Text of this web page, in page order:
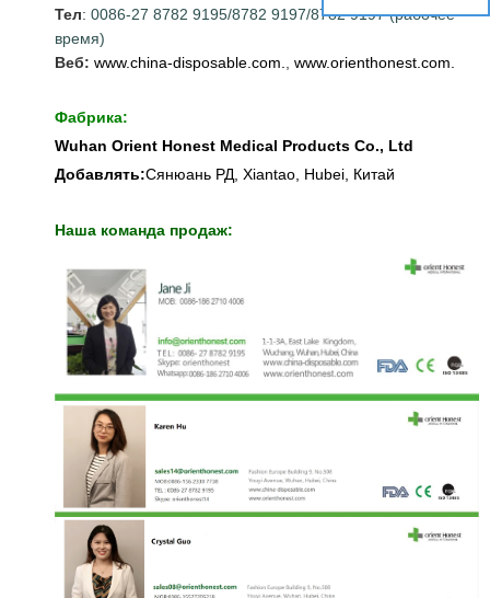
Тел: 0086-27 8782 9195/8782 9197/8782 9197 (рабочее
время)
Веб: www.china-disposable.com. www.orienthonest.com.
Фабрика:
Wuhan Orient Honest Medical Products Co., Ltd
Добавлять:Сянюань РД, Xiantao, Hubei, Китай
Наша команда продаж: